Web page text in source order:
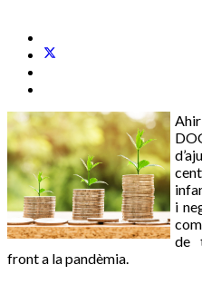
i
de
front a la pandèmia.